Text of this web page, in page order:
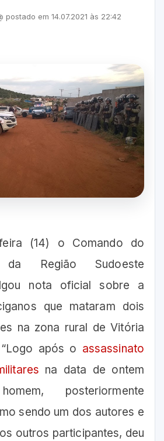
postado em 14.07.2021 às 22:42
(14) o Comando do
da Região Sudoeste
nota oficial sobre a
que mataram dois
na zona rural de Vitória
após o assassinato
na data de ontem
posteriormente
sendo um dos autores e
outros participantes, deu